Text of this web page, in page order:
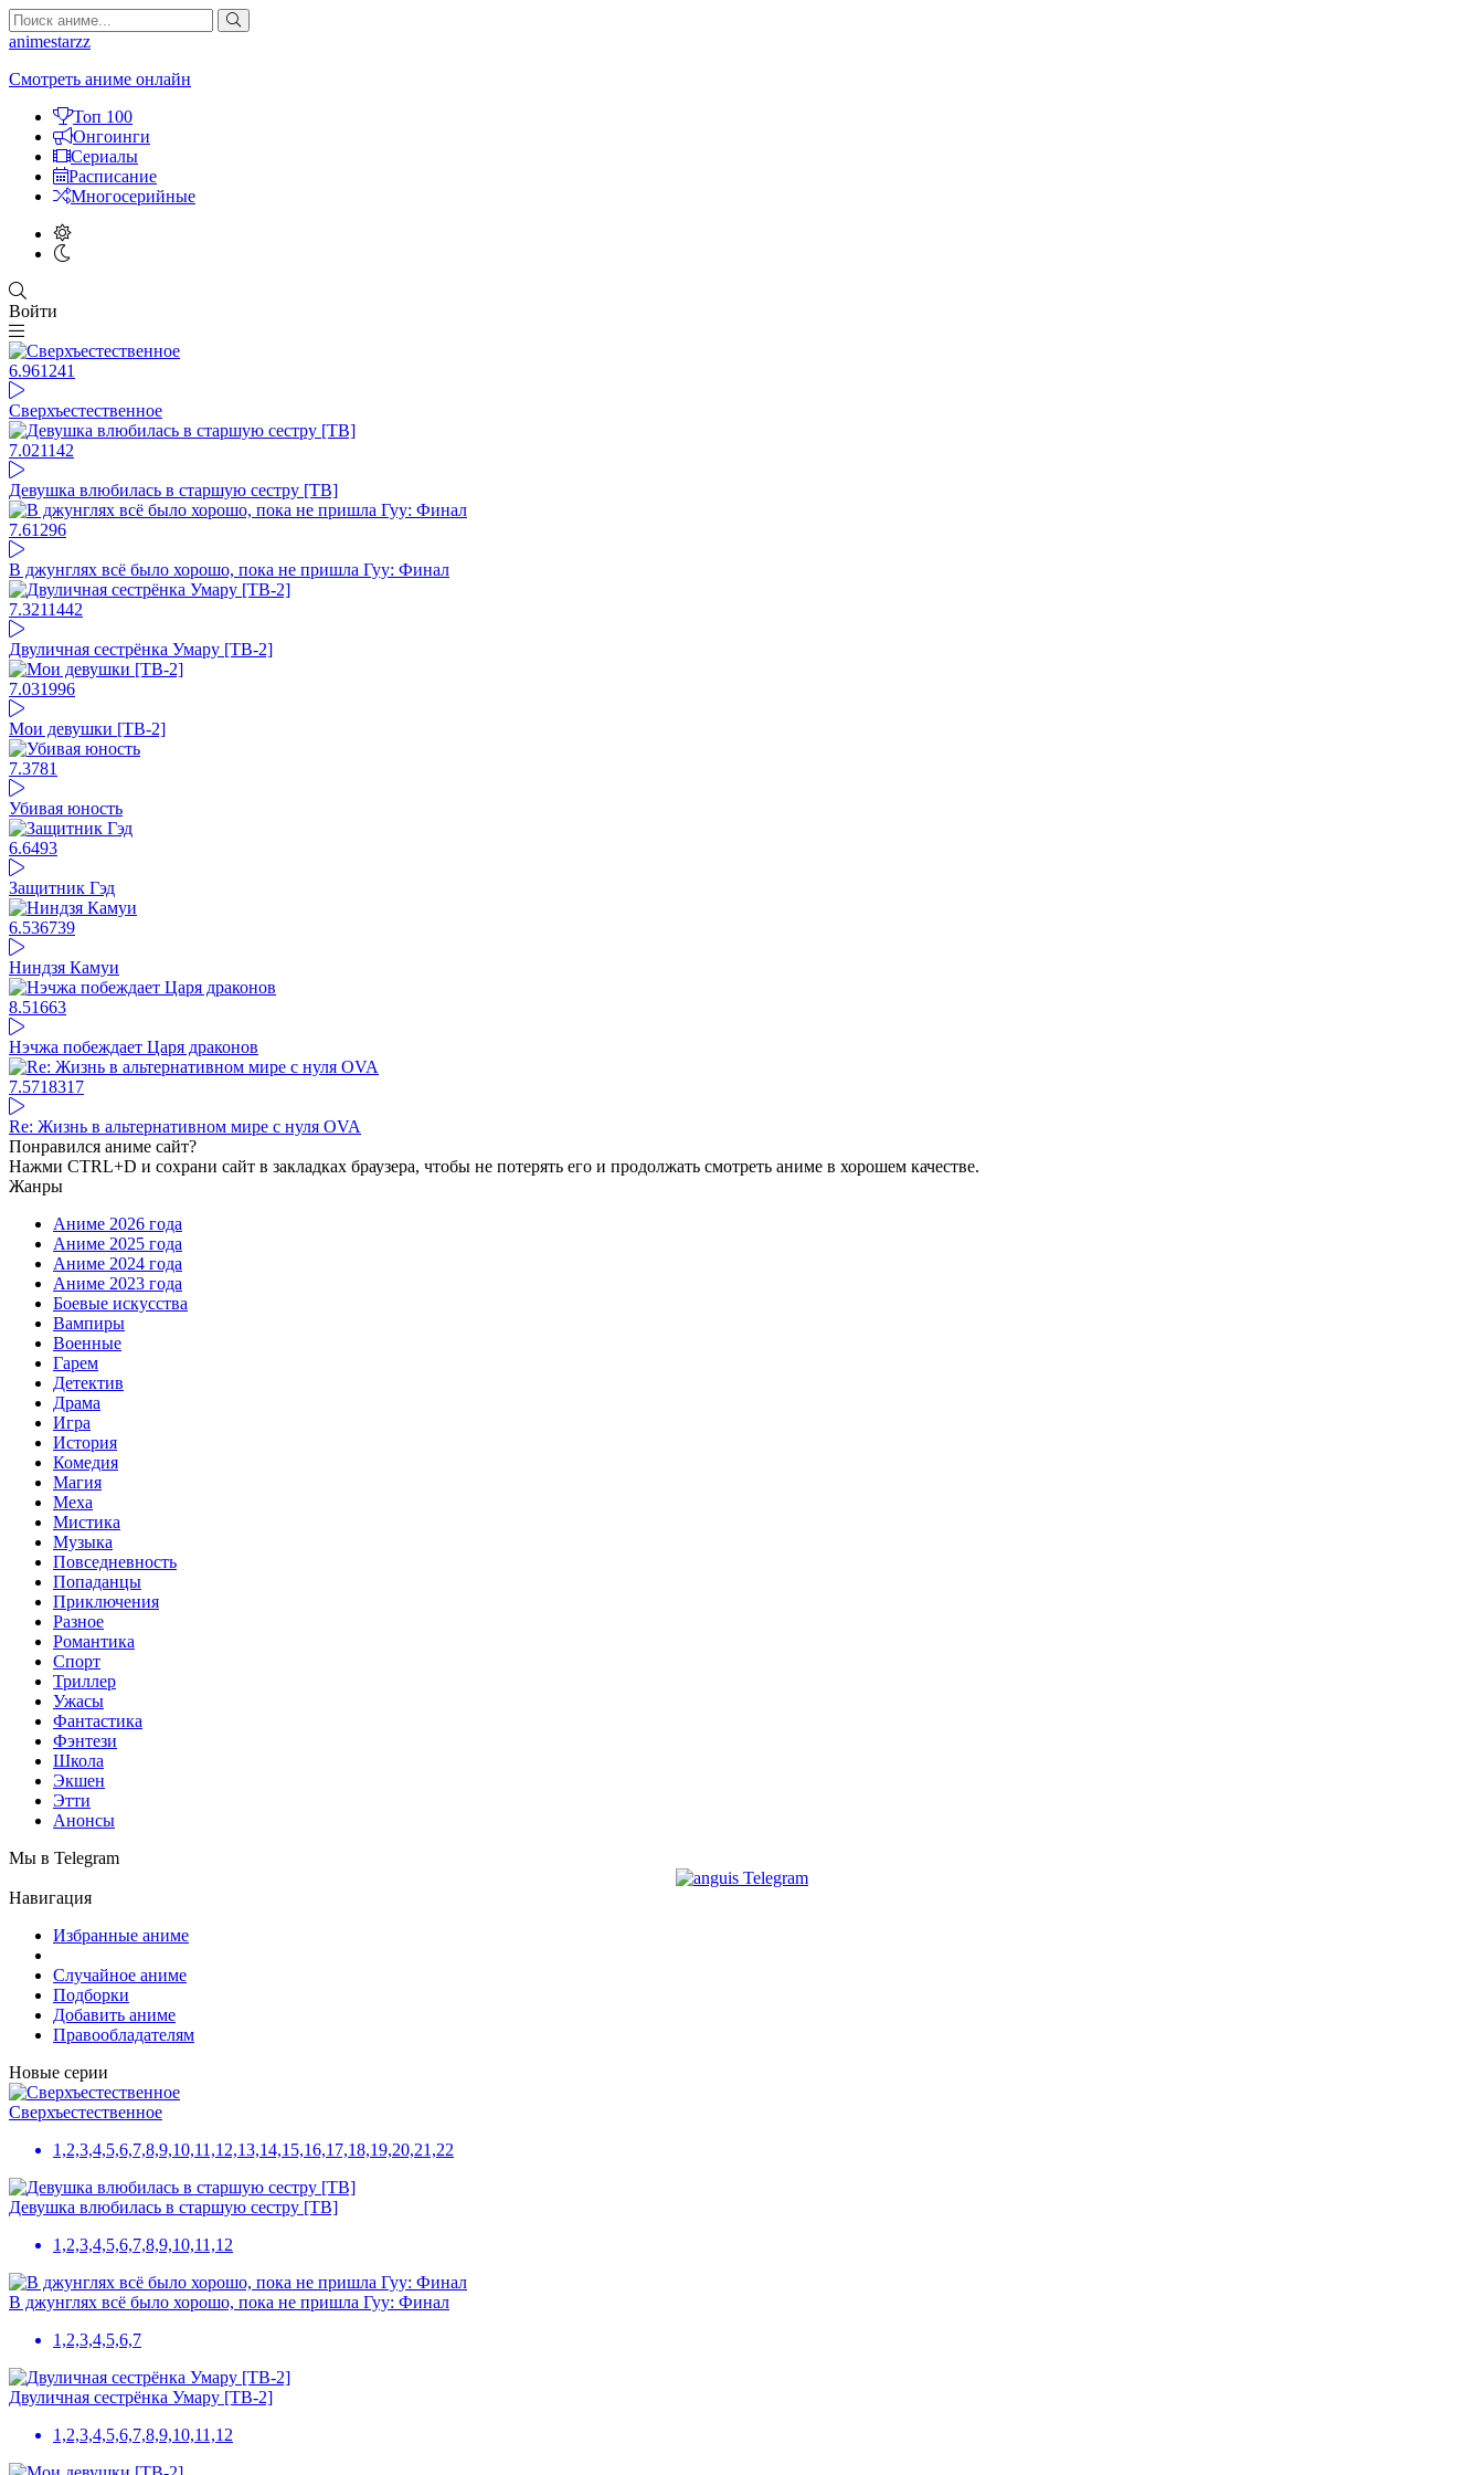
animestarzz
Смотреть аниме онлайн
Топ 100
Онгоинги
Сериалы
Расписание
Многосерийные
Войти
6.961241
Сверхъестественное
7.021142
Девушка влюбилась в старшую сестру [ТВ]
7.61 296
В джунглях всё было хорошо, пока не пришла Гуу: Финал
7.3211442
Двуличная сестрёнка Умару [ТВ-2]
7.031996
Мои девушки [ТВ-2]
7.3781
Убивая юность
6.6493
Защитник Гэд
6.536739
Ниндзя Камуи
8.51663
Нэчжа побеждает Царя драконов
7.5718317
Re: Жизнь в альтернативном мире с нуля OVA
Понравился аниме сайт?
Нажми CTRL+D и сохрани сайт в закладках браузера, чтобы не потерять его и продолжать смотреть аниме в хорошем качестве.
Жанры
Аниме 2026 года
Аниме 2025 года
Аниме 2024 года
Аниме 2023 года
Боевые искусства
Вампиры
Военные
Гарем
Детектив
Драма
Игра
История
Комедия
Магия
Меха
Мистика
Музыка
Повседневность
Попаданцы
Приключения
Разное
Романтика
Спорт
Триллер
Ужасы
Фантастика
Фэнтези
Школа
Экшен
Этти
Анонсы
Мы в Telegram
Навигация
Избранные аниме
Случайное аниме
Подборки
Добавить аниме
Правообладателям
Новые серии
Сверхъестественное
1,2,3,4,5,6,7,8,9,10,11,12,13,14,15,16,17,18,19,20,21,22
Девушка влюбилась в старшую сестру [ТВ]
1,2,3,4,5,6,7,8,9,10,11,12
В джунглях всё было хорошо, пока не пришла Гуу: Финал
1,2,3,4,5,6,7
Двуличная сестрёнка Умару [ТВ-2]
1,2,3,4,5,6,7,8,9,10,11,12